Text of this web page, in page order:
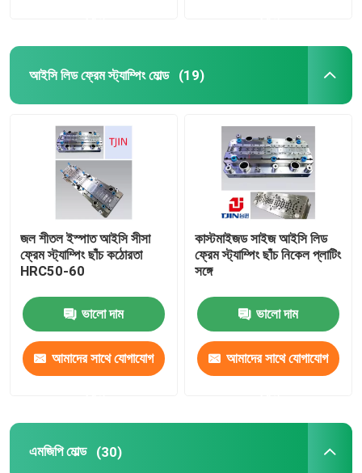
আইসি লিড ফ্রেম স্ট্যাম্পিং মোল্ড (19)
জল শীতল ইস্পাত আইসি সীসা
ফ্রেম স্ট্যাম্পিং ছাঁচ কঠোরতা
HRC50-60
ভালো দাম
আমাদের সাথে যোগাযোগ
কাস্টমাইজড সাইজ আইসি লিড
ফ্রেম স্ট্যাম্পিং ছাঁচ নিকেল প্লাটিং
সঙ্গে
ভালো দাম
আমাদের সাথে যোগাযোগ
এমজিপি মোল্ড (30)